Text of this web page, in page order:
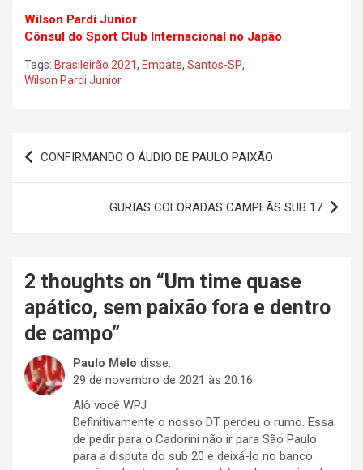
Wilson Pardi Junior
Cônsul do Sport Club Internacional no Japão
Tags: Brasileirão 2021, Empate, Santos-SP,
Wilson Pardi Junior
Navegação
de
CONFIRMANDO O ÁUDIO DE PAULO PAIXÃO
GURIAS COLORADAS CAMPEÃS SUB 17
2 thoughts on “Um time quase
apático, sem paixão fora e dentro
de campo”
Paulo Melo disse:
29 de novembro de 2021 às 20:16
Alô você WPJ
Definitivamente o nosso DT perdeu o rumo. Essa
de pedir para o Cadorini não ir para São Paulo
para a disputa do sub 20 e deixá-lo no banco